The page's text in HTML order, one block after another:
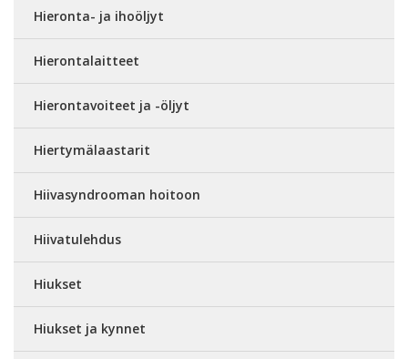
Hieronta- ja ihoöljyt
Hierontalaitteet
Hierontavoiteet ja -öljyt
Hiertymälaastarit
Hiivasyndrooman hoitoon
Hiivatulehdus
Hiukset
Hiukset ja kynnet